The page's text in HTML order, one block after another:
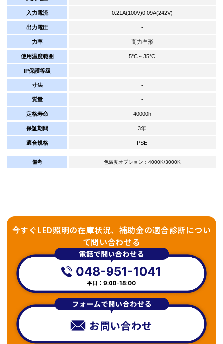
入力電流 0.21A(100V)0.09A(242V)
出力電圧 -
力率 高力率形
使用温度範囲 5°C～35°C
IP保護等級 -
寸法 -
質量 -
定格寿命 40000h
保証期間 3年
適合規格 PSE
備考 色温度オプション：4000K/3000K
今すぐLED照明の在庫状況、補助金の適合診断につい
て問い合わせる